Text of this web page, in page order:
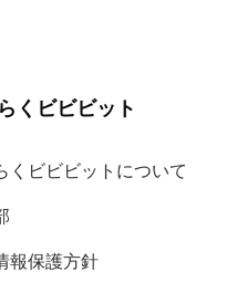
くビビビット
くビビビットについて
報保護方針